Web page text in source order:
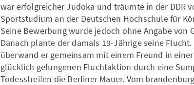
war erfolgreicher Judoka und träumte in der DDR
Sportstudium an der Deutschen Hochschule für
Seine Bewerbung wurde jedoch ohne Angabe von
Danach plante der damals 19-Jährige seine
überwand er gemeinsam mit einem Freund in
glücklich gelungenen Fluchtaktion durch eine
Todesstreifen die Berliner Mauer. Vom